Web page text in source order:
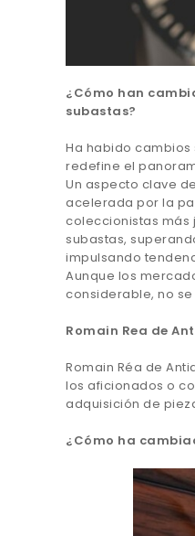
¿Cómo han
subastas?
Ha habido
redefine el
Un aspecto clave
acelerada por la
coleccionistas más
subastas,
impulsando
Aunque los
considerable, no
Romain Rea de
Romain Réa de
los aficionados o
adquisición de
¿Cómo ha